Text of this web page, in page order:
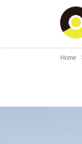
Home